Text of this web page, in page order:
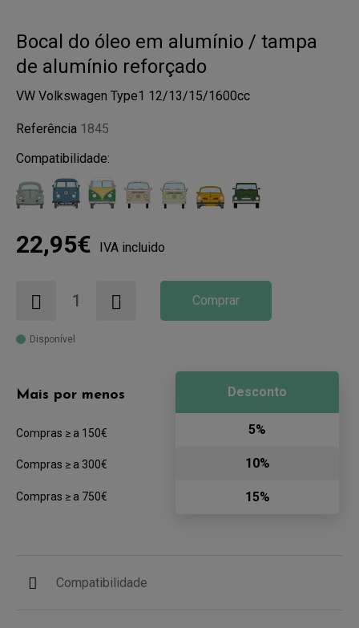
Bocal do óleo em alumínio / tampa
de alumínio reforçado
VW Volkswagen Type1 12/13/15/1600cc
Referência 1845
Compatibilidade:
22,95€ IVA incluido
Comprar
Disponível
Mais por menos
Compras ≥ a 150€
Compras ≥ a 300€
Compras ≥ a 750€
Desconto
5%
10%
15%
Compatibilidade